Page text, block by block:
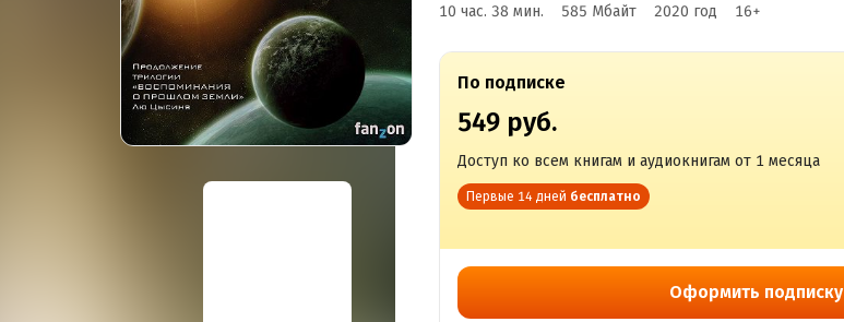
10 час. 38 мин. 585 Мбайт 2020 год 16+
По подписке
549 руб.
Доступ ко всем книгам и аудиокнигам от 1 месяца
Первые 14 дней бесплатно
Оформить подписку